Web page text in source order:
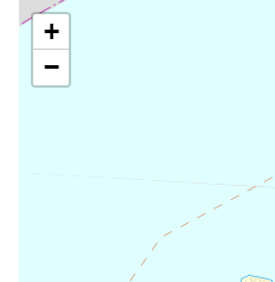
+
−